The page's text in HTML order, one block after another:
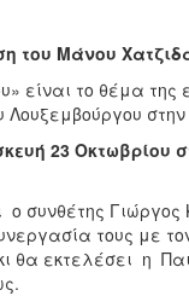
του Μάνου
είναι το θέμα
Λουξεμβούργου στην
23 Οκτωβρίου
συνθέτης Γιώργος
τους με
θα εκτελέσει η